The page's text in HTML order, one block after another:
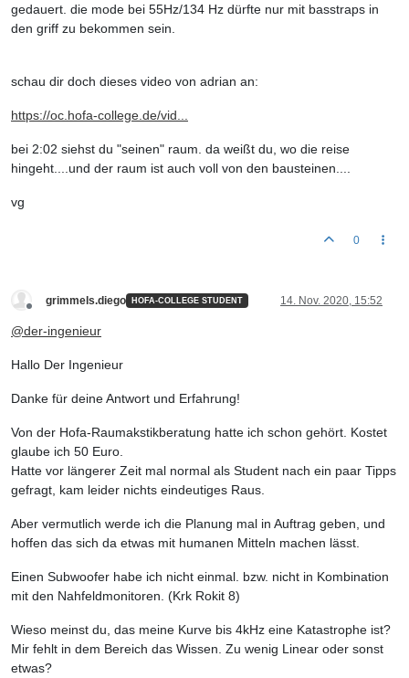
gedauert. die mode bei 55Hz/134 Hz dürfte nur mit basstraps in
den griff zu bekommen sein.
schau dir doch dieses video von adrian an:
https://oc.hofa-college.de/vid...
bei 2:02 siehst du "seinen" raum. da weißt du, wo die reise
hingeht....und der raum ist auch voll von den bausteinen....
vg
0
Offline
grimmels.diego HOFA-COLLEGE STUDENT 14. Nov. 2020, 15:52
@der-ingenieur
Hallo Der Ingenieur
Danke für deine Antwort und Erfahrung!
Von der Hofa-Raumakstikberatung hatte ich schon gehört. Kostet
glaube ich 50 Euro.
Hatte vor längerer Zeit mal normal als Student nach ein paar Tipps
gefragt, kam leider nichts eindeutiges Raus.
Aber vermutlich werde ich die Planung mal in Auftrag geben, und
hoffen das sich da etwas mit humanen Mitteln machen lässt.
Einen Subwoofer habe ich nicht einmal. bzw. nicht in Kombination
mit den Nahfeldmonitoren. (Krk Rokit 8)
Wieso meinst du, das meine Kurve bis 4kHz eine Katastrophe ist?
Mir fehlt in dem Bereich das Wissen. Zu wenig Linear oder sonst
etwas?